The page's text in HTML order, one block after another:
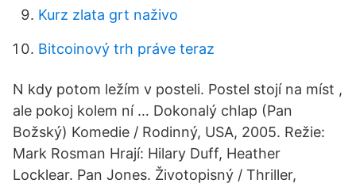
Kurz zlata grt naživo
Bitcoinový trh práve teraz
N kdy potom ležím v posteli. Postel stojí na míst ,
ale pokoj kolem ní … Dokonalý chlap (Pan
Božský) Komedie / Rodinný, USA, 2005. Režie:
Mark Rosman Hrají: Hilary Duff, Heather
Locklear. Pan Jones. Životopisný / Thriller,